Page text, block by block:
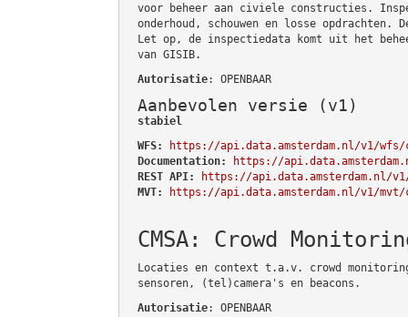
voor beheer aan civiele constructies.
onderhoud, schouwen en losse opdrachten.
Let op, de inspectiedata komt uit het
van GISIB.
Autorisatie: OPENBAAR
Aanbevolen versie (v1)
stabiel
WFS:
https://api.data.amsterdam.nl/v1/
Documentation:
https://
REST API:
https://api.data.amsterdam.nl/
MVT:
https://api.data.amsterdam.nl/v1/
CMSA: Crowd
Locaties en context t.a.v. crowd
sensoren, (tel)camera's en beacons.
Autorisatie: OPENBAAR